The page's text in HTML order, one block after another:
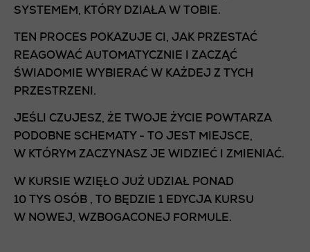
SYSTEMEM, KTÓRY DZIAŁA W TOBIE.
TEN PROCES POKAZUJE CI, JAK PRZESTAĆ
REAGOWAĆ AUTOMATYCZNIE I ZACZĄĆ
ŚWIADOMIE WYBIERAĆ W KAŻDEJ Z TYCH
PRZESTRZENI.
JEŚLI CZUJESZ, ŻE TWOJE ŻYCIE POWTARZA
PODOBNE SCHEMATY - TO JEST MIEJSCE,
W KTÓRYM ZACZYNASZ JE WIDZIEĆ I ZMIENIAĆ.
W KURSIE WZIĘŁO JUŻ UDZIAŁ PONAD
10 TYS OSÓB , TO BĘDZIE 1 EDYCJA KURSU
W NOWEJ, WZBOGACONEJ FORMULE.